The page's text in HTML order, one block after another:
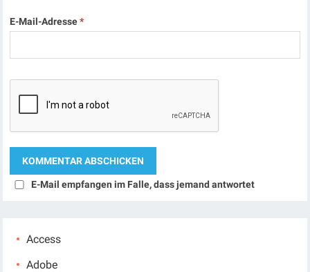
E-Mail-Adresse*
E-Mail empfangen im Falle, dass jemand antwortet
Access
Adobe